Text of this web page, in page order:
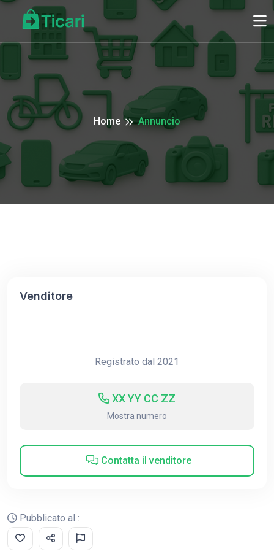
Home Annuncio
Venditore
Registrato dal 2021
XX YY CC ZZ
Mostra numero
Contatta il venditore
Pubblicato al :